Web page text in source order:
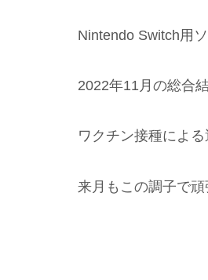
Nintendo Switch用
2022年11月の総合
ワクチン接種によ
来月もこの調子で頑